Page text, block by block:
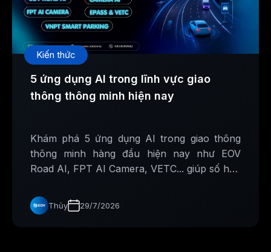
Kiến thức
5 ứng dụng AI trong lĩnh vực giao
thông thông minh hiện nay
Khám phá 5 ứng dụng AI trong giao thông
thông minh hàng đầu hiện nay như EOV
Road AI, FPT AI Camera, VETC... giúp số hóa
Thủy 29/7/2026